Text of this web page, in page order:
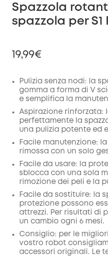
Spazzola
spazzola per S1
19,99€
di sconto
Codice:
Pulizia senza nodi: la
gomma a forma di V
e semplifica la
Aspirazione rinforzata:
perfettamente la
una pulizia potente ed
Facile manutenzione:
rimossa con un solo
Facile da usare: la
sblocca con una sola
rimozione dei peli e la
Facile da sostituire: la
protezione possono
attrezzi. Per risultati di
un cambio ogni 6 mesi.
Consiglio: per le
vostro robot
accessori originali. Le